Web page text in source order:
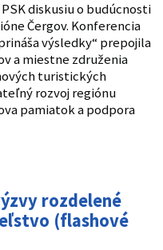
diskusiu o budúcnosti
Čergov. Konferencia
výsledky“ prepojila
a miestne združenia
turistických
rozvoj regiónu
pamiatok a podpora
rozdelené
(flashové